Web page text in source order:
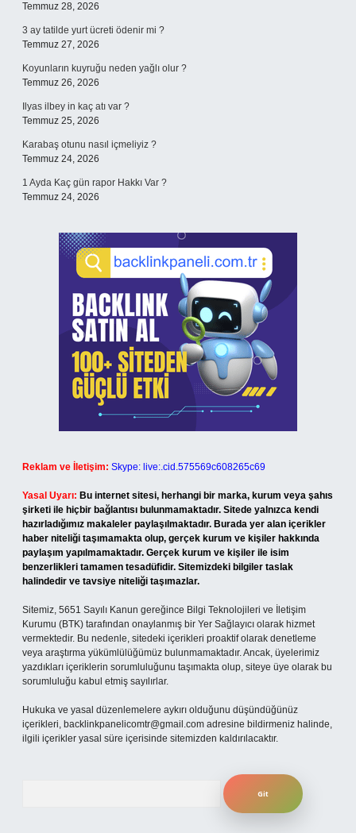
Temmuz 28, 2026
3 ay tatilde yurt ücreti ödenir mi ?
Temmuz 27, 2026
Koyunların kuyruğu neden yağlı olur ?
Temmuz 26, 2026
Ilyas ilbey in kaç atı var ?
Temmuz 25, 2026
Karabaş otunu nasıl içmeliyiz ?
Temmuz 24, 2026
1 Ayda Kaç gün rapor Hakkı Var ?
Temmuz 24, 2026
Reklam ve İletişim: Skype: live:.cid.575569c608265c69
Yasal Uyarı: Bu internet sitesi, herhangi bir marka, kurum veya şahıs
şirketi ile hiçbir bağlantısı bulunmamaktadır. Sitede yalnızca kendi
hazırladığımız makaleler paylaşılmaktadır. Burada yer alan içerikler
haber niteliği taşımamakta olup, gerçek kurum ve kişiler hakkında
paylaşım yapılmamaktadır. Gerçek kurum ve kişiler ile isim
benzerlikleri tamamen tesadüfidir. Sitemizdeki bilgiler taslak
halindedir ve tavsiye niteliği taşımazlar.
Sitemiz, 5651 Sayılı Kanun gereğince Bilgi Teknolojileri ve İletişim
Kurumu (BTK) tarafından onaylanmış bir Yer Sağlayıcı olarak hizmet
vermektedir. Bu nedenle, sitedeki içerikleri proaktif olarak denetleme
veya araştırma yükümlülüğümüz bulunmamaktadır. Ancak, üyelerimiz
yazdıkları içeriklerin sorumluluğunu taşımakta olup, siteye üye olarak bu
sorumluluğu kabul etmiş sayılırlar.
Hukuka ve yasal düzenlemelere aykırı olduğunu düşündüğünüz
içerikleri, backlinkpanelicomtr@gmail.com adresine bildirmeniz halinde,
ilgili içerikler yasal süre içerisinde sitemizden kaldırılacaktır.